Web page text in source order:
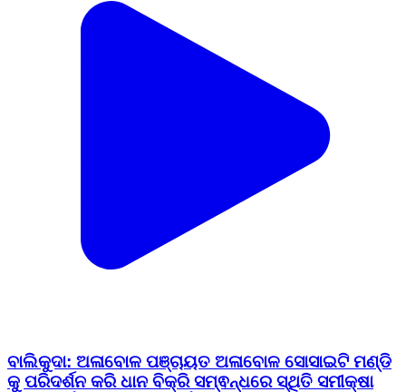
ବାଲିକୁଦା: ଅଳାବୋଳ ପଞ୍ଚାୟତ ଅଳାବୋଳ ସୋସାଇଟି ମଣ୍ଡି
କୁ ପରିଦର୍ଶନ କରି ଧାନ ବିକ୍ରି ସମ୍ଵନ୍ଧରେ ସ୍ଥିତି ସମୀକ୍ଷା